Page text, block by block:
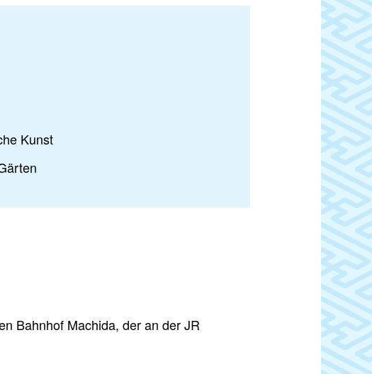
Kunst
Bahnhof Machida, der an der JR